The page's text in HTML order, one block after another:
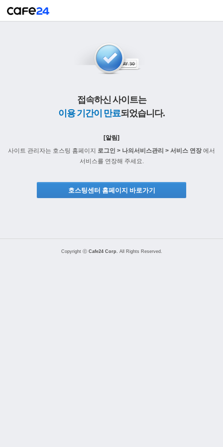
접속하신 사이트는
이용 기간이 만료되었습니다.
[알림]
사이트 관리자는 호스팅 홈페이지 로그인 > 나의서비스관리 > 서비스 연장에서
서비스를 연장해 주세요.
호스팅센터 홈페이지 바로가기
Copyright ⓒ Cafe24 Corp. All Rights Reserved.